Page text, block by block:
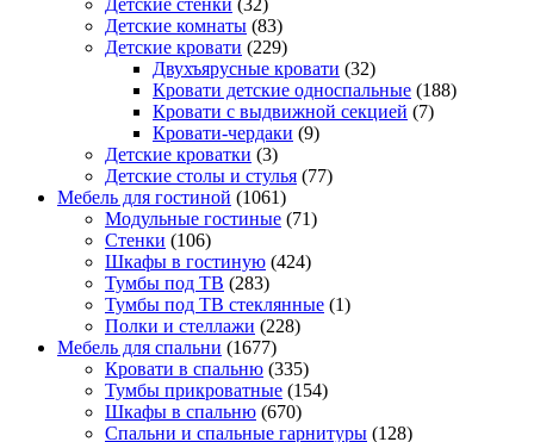
Детские стенки (32)
Детские комнаты (83)
Детские кровати (229)
Двухъярусные кровати (32)
Кровати детские односпальные (188)
Кровати с выдвижной секцией (7)
Кровати-чердаки (9)
Детские кроватки (3)
Детские столы и стулья (77)
Мебель для гостиной (1061)
Модульные гостиные (71)
Стенки (106)
Шкафы в гостиную (424)
Тумбы под ТВ (283)
Тумбы под ТВ стеклянные (1)
Полки и стеллажи (228)
Мебель для спальни (1677)
Кровати в спальню (335)
Тумбы прикроватные (154)
Шкафы в спальню (670)
Спальни и спальные гарнитуры (128)